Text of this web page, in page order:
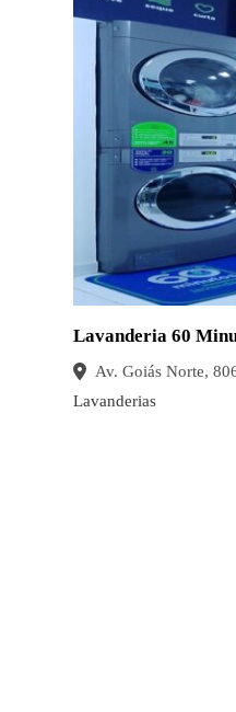
Lavanderia 60
Av. Goiás Norte,
Lavanderias